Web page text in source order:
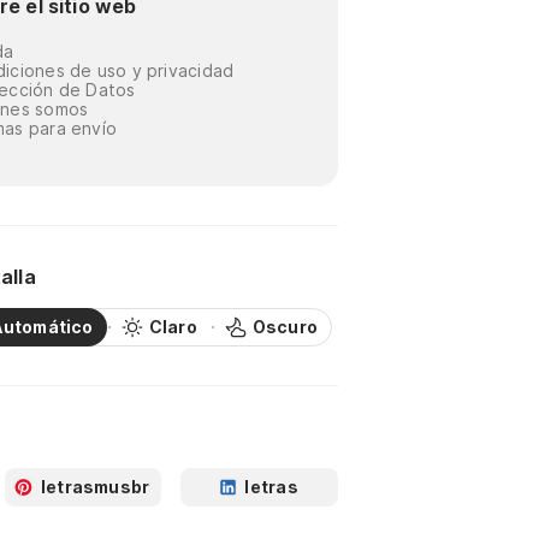
el sitio web
de uso y privacidad
de Datos
somos
para envío
Claro Oscuro
letrasmusbr letras